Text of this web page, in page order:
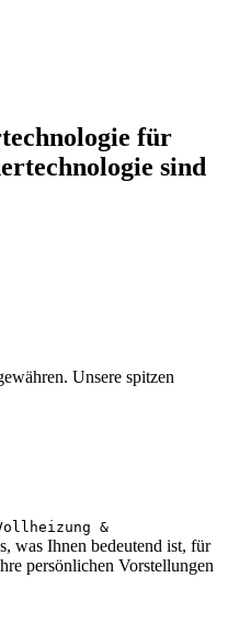
für
sind
Unsere spitzen
&
was Ihnen bedeutend ist, für
persönlichen Vorstellungen